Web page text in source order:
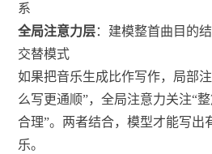
系
全局注意力层：建模整首曲目的
交替模式
如果把音乐生成比作写作，局部
么写更通顺”，全局注意力关注“
合理”。两者结合，模型才能写出
乐。